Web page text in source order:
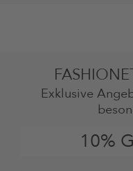
Exklusive
10%